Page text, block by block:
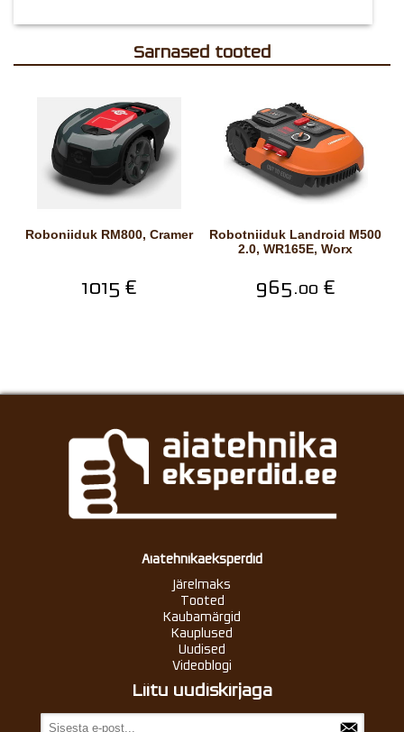
Sarnased tooted
Roboniiduk RM800, Cramer
1015 €
Robotniiduk Landroid M500
2.0, WR165E, Worx
965.00 €
Aiatehnikaeksperdid
Järelmaks
Tooted
Kaubamärgid
Kauplused
Uudised
Videoblogi
Liitu uudiskirjaga